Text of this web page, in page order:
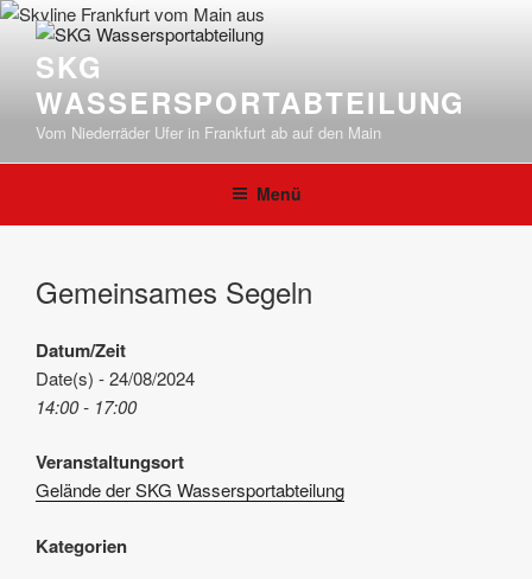
Zum
Inhalt
springenSKG
WASSERSPORTABTEILUNG
Vom Niederräder Ufer in Frankfurt ab auf den Main
Menü
Gemeinsames Segeln
Datum/Zeit
Date(s) - 24/08/2024
14:00 - 17:00
Veranstaltungsort
Gelände der SKG Wassersportabteilung
Kategorien